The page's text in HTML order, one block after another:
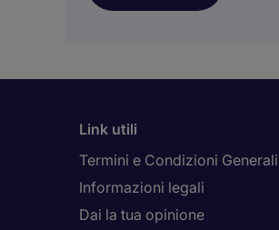
Link utili
Termini e Condizioni Generali
Informazioni legali
Dai la tua opinione